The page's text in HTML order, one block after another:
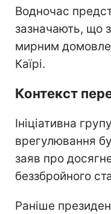
Водночас
зазначають, що
мирним
Каїрі.
Контекст
Ініціативна
врегулювання
заяв про
беззбройного
Раніше